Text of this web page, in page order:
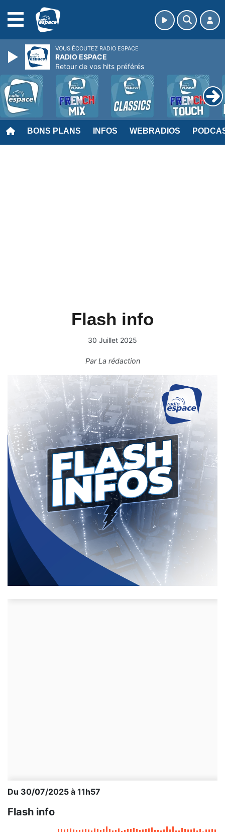
BONS PLANS INFOS WEBRADIOS
Flash info
30 Juillet 2025
ParLa rédaction
Du 30/07/2025 à 11h57
Flash info
VOUS ÉCOUTEZ RADIO ESPACE
RADIO ESPACE
Retour de vos hits préférés